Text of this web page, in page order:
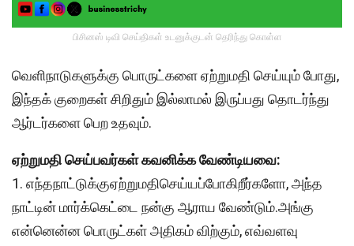
பிசினஸ் டிவி செய்திகள் உடனுக்குடன் தெரிந்து கொள்ள
வெளிநாடுகளுக்கு பொருட்களை ஏற்றுமதி செய்யும் போது,
இந்தக் குறைகள் சிறிதும் இல்லாமல் இருப்பது தொடர்ந்து
ஆர்டர்களை பெற உதவும்.
ஏற்றுமதி செய்பவர்கள் கவனிக்க வேண்டியவை:
1. எந்தநாட்டுக்குஏற்றுமதிசெய்யப்போகிறீர்களோ, அந்த
நாட்டின் மார்க்கெட்டை நன்கு ஆராய வேண்டும்.அங்கு
என்னென்ன பொருட்கள் அதிகம் விற்கும், எவ்வளவு